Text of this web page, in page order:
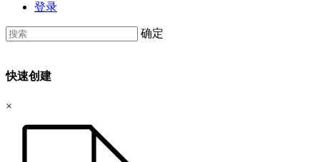
登录
确定
快速创建
×